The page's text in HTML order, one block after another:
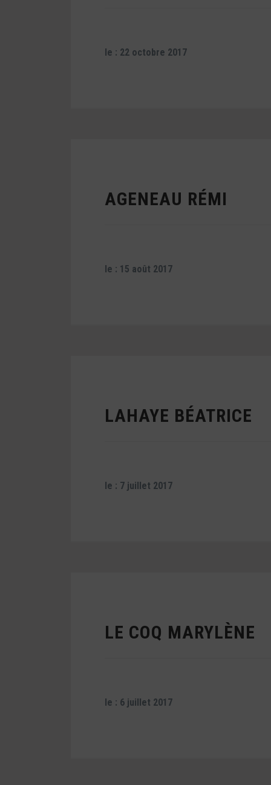
le : 22 octobre 2017
AGENEAU RÉMI
le : 15 août 2017
LAHAYE BÉATRICE
le : 7 juillet 2017
LE COQ MARYLÈNE
le : 6 juillet 2017